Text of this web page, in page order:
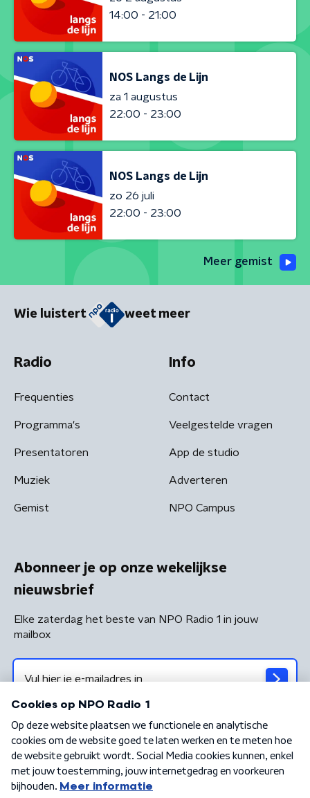
14:00 - 21:00
NOS Langs de Lijn
za 1 augustus
22:00 - 23:00
NOS Langs de Lijn
zo 26 juli
22:00 - 23:00
Meer gemist
Wie luistert weet meer
Radio
Frequenties
Programma's
Presentatoren
Muziek
Gemist
Info
Contact
Veelgestelde vragen
App de studio
Adverteren
NPO Campus
Abonneer je op onze wekelijkse
nieuwsbrief
Elke zaterdag het beste van NPO Radio 1 in jouw
mailbox
Algemene voorwaarden